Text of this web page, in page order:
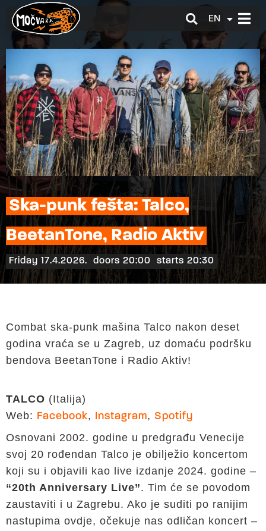
EN
HR
Ska-punk fešta: Talco,
BeetanTone, Radio Aktiv
Friday 17.4.2026. doors 20:00 starts 20:30
Combat ska-punk mašina Talco nakon deset
godina vraća se u Zagreb, uz domaću podršku
bendova BeetanTone i Radio Aktiv!
TALCO (Italija)
Web: Facebook, Instagram, Spotify
Osnovani 2002. godine u predgrađu Venecije
svoj 20 rođendan Talco je obilježio koncertom
koji su i objavili kao live izdanje 2024. godine –
“20th Anniversary Live”. Tim će se povodom
zaustaviti i u Zagrebu. Ako je suditi po ranijim
nastupima ovdje, očekuje nas odličan koncert –